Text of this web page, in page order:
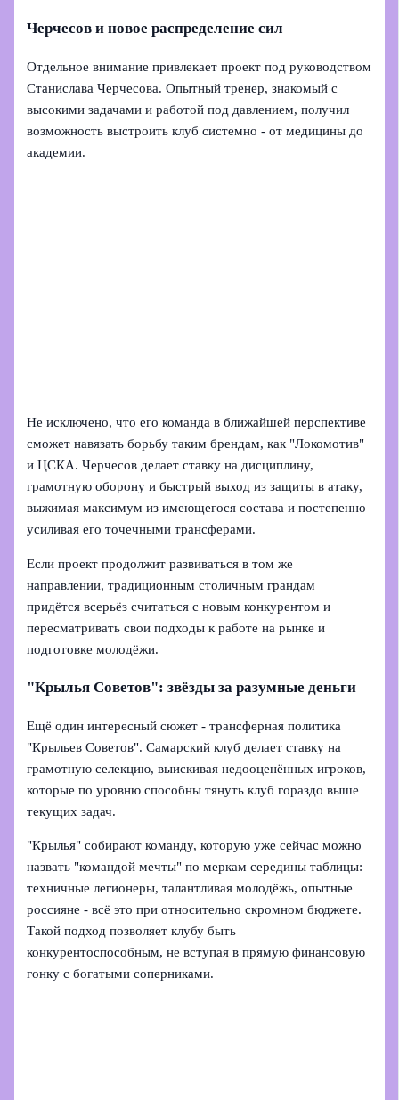
Черчесов и новое распределение сил
Отдельное внимание привлекает проект под руководством
Станислава Черчесова. Опытный тренер, знакомый с
высокими задачами и работой под давлением, получил
возможность выстроить клуб системно - от медицины до
академии.
Не исключено, что его команда в ближайшей перспективе
сможет навязать борьбу таким брендам, как "Локомотив"
и ЦСКА. Черчесов делает ставку на дисциплину,
грамотную оборону и быстрый выход из защиты в атаку,
выжимая максимум из имеющегося состава и постепенно
усиливая его точечными трансферами.
Если проект продолжит развиваться в том же
направлении, традиционным столичным грандам
придётся всерьёз считаться с новым конкурентом и
пересматривать свои подходы к работе на рынке и
подготовке молодёжи.
"Крылья Советов": звёзды за разумные деньги
Ещё один интересный сюжет - трансферная политика
"Крыльев Советов". Самарский клуб делает ставку на
грамотную селекцию, выискивая недооценённых игроков,
которые по уровню способны тянуть клуб гораздо выше
текущих задач.
"Крылья" собирают команду, которую уже сейчас можно
назвать "командой мечты" по меркам середины таблицы:
техничные легионеры, талантливая молодёжь, опытные
россияне - всё это при относительно скромном бюджете.
Такой подход позволяет клубу быть
конкурентоспособным, не вступая в прямую финансовую
гонку с богатыми соперниками.